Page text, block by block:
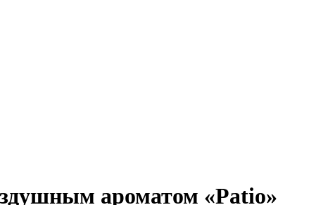
ароматом «Patio»